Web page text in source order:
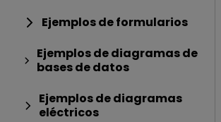
Ejemplos de formularios
Ejemplos de diagramas de
bases de datos
Ejemplos de diagramas
eléctricos